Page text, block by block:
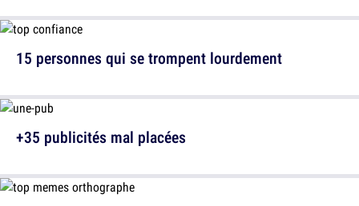
+35 publicités mal placées
15 personnes qui se trompent lourdement